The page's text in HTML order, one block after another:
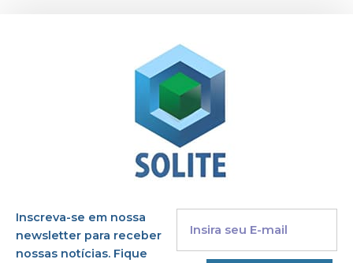
Inscreva-se em nossa
newsletter para receber
nossas notícias. Fique